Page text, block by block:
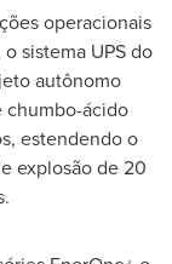
operacionais
sistema UPS do
autônomo
chumbo-ácido
estendendo o
explosão de 20